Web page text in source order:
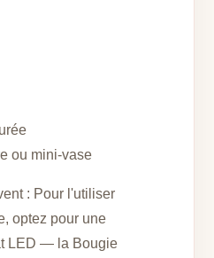
ou mini-vase
: Pour l'utiliser
optez pour une
LED — la Bougie